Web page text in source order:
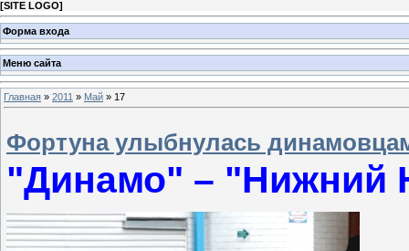
[SITE LOGO]
Форма входа
Меню сайта
Главная » 2011 » Май » 17
Фортуна улыбнулась
"Динамо" – "Нижний